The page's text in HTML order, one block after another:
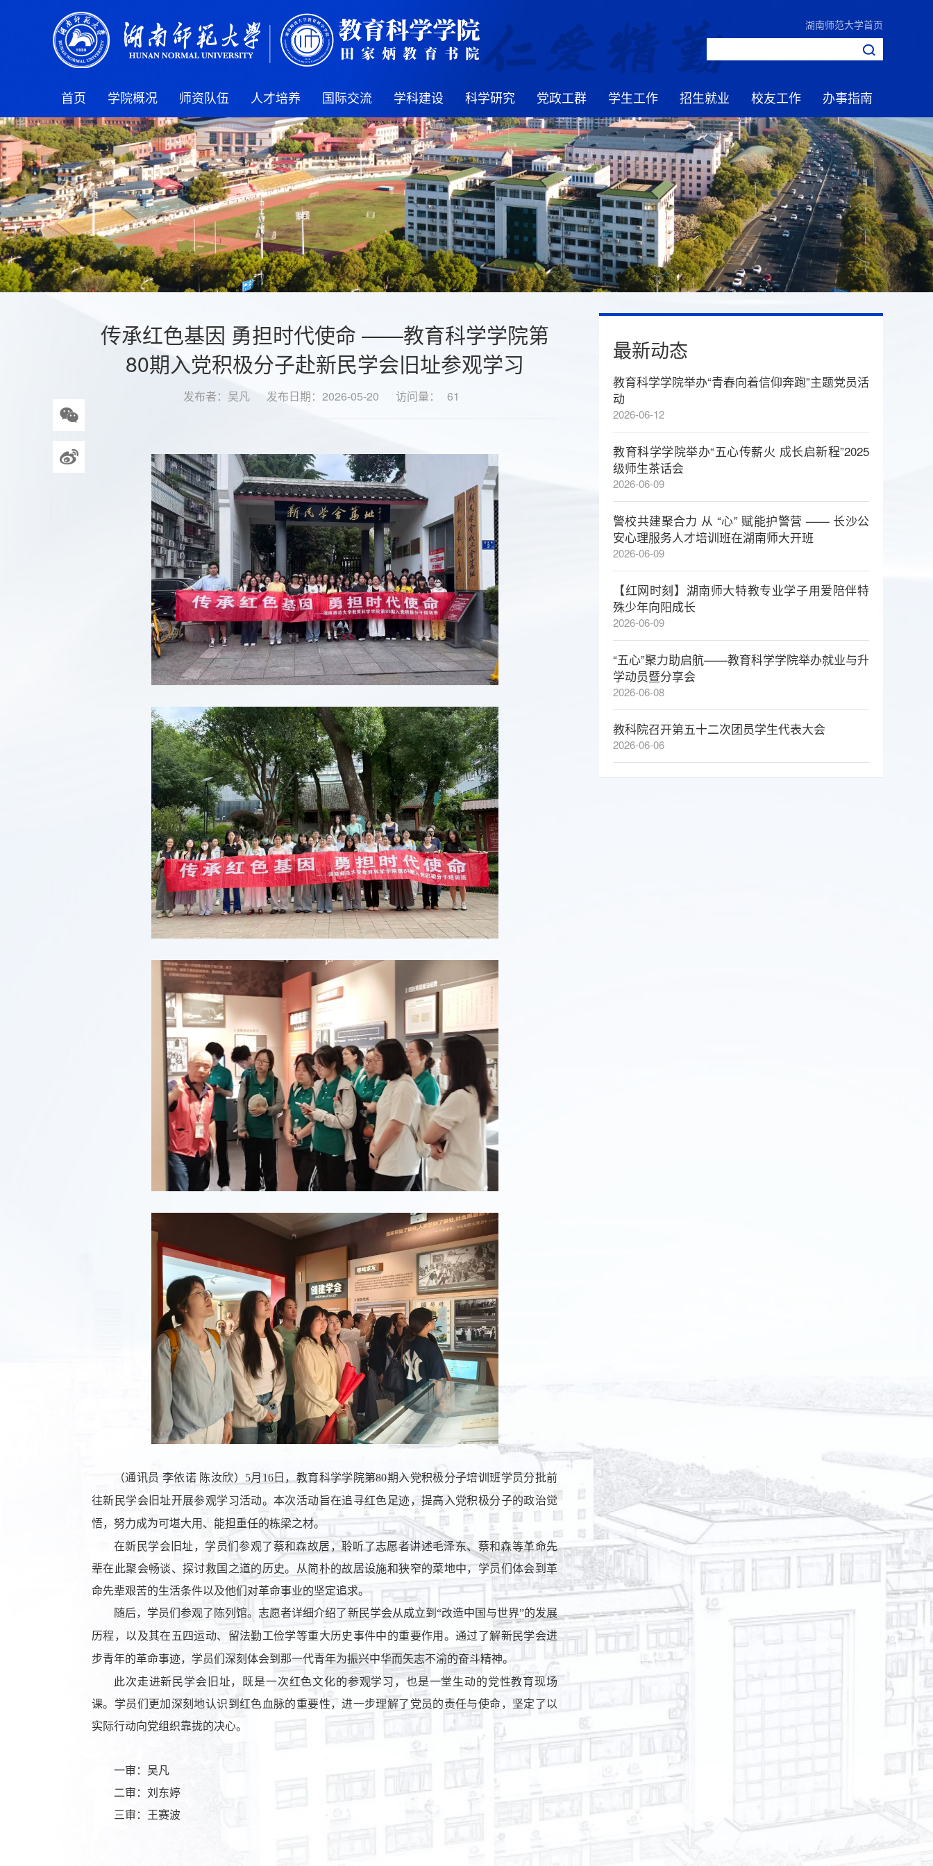
湖南师范大学首页
首页 学院概况 师资队伍 人才培养 国际交流 学科建设 科学研究 党政工群 学生工作 招生就业 校友工作 办事指南
最新动态
教育科学学院举办“青春向着信仰奔跑”主题党员活
动
2026-06-12
教育科学学院举办“五心传薪火 成长启新程”2025
级师生茶话会
2026-06-09
警校共建聚合力 从 “心” 赋能护警营 —— 长沙公
安心理服务人才培训班在湖南师大开班
2026-06-09
【红网时刻】湖南师大特教专业学子用爱陪伴特
殊少年向阳成长
2026-06-09
“五心”聚力助启航——教育科学学院举办就业与升
学动员暨分享会
2026-06-08
教科院召开第五十二次团员学生代表大会
2026-06-06
传承红色基因 勇担时代使命 ——教育科学学院第
80期入党积极分子赴新民学会旧址参观学习
发布者：吴凡 发布日期：2026-05-20 访问量： 61
（通讯员 李依诺 陈汝欣） 5月16日，教育科学学院第80期入党积极分子培训班学员分批前
往新民学会旧址开展参观学习活动。本次活动旨在追寻红色足迹，提高入党积极分子的政治觉
悟，努力成为可堪大用、能担重任的栋梁之材。
在新民学会旧址，学员们参观了蔡和森故居，聆听了志愿者讲述毛泽东、蔡和森等革命先
辈在此聚会畅谈、探讨救国之道的历史。从简朴的故居设施和狭窄的菜地中，学员们体会到革
命先辈艰苦的生活条件以及他们对革命事业的坚定追求。
随后，学员们参观了陈列馆。志愿者详细介绍了新民学会从成立到 “改造中国与世界”的发展
历程，以及其在五四运动、留法勤工俭学等重大历史事件中的重要作用。通过了解新民学会进
步青年的革命事迹，学员们深刻体会到那一代青年为振兴中华而矢志不渝的奋斗精神。
此次走进新民学会旧址，既是一次红色文化的参观学习，也是一堂生动的党性教育现场
课。学员们更加深刻地认识到红色血脉的重要性，进一步理解了党员的责任与使命，坚定了以
实际行动向党组织靠拢的决心。
一审：吴凡
二审：刘东婷
三审：王赛波